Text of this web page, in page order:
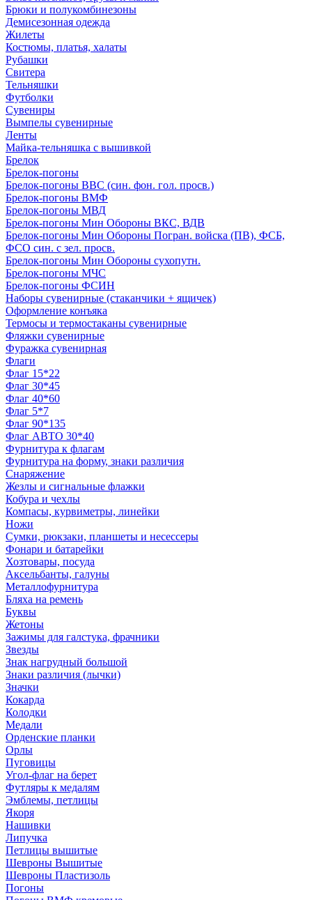
Брюки и полукомбинезоны
Демисезонная одежда
Жилеты
Костюмы, платья, халаты
Рубашки
Свитера
Тельняшки
Футболки
Сувениры
Вымпелы сувенирные
Ленты
Майка-тельняшка с вышивкой
Брелок
Брелок-погоны
Брелок-погоны ВВС (син. фон. гол. просв.)
Брелок-погоны ВМФ
Брелок-погоны МВД
Брелок-погоны Мин Обороны ВКС, ВДВ
Брелок-погоны Мин Обороны Погран. войска (ПВ), ФСБ,
ФСО син. с зел. просв.
Брелок-погоны Мин Обороны сухопутн.
Брелок-погоны МЧС
Брелок-погоны ФСИН
Наборы сувенирные (стаканчики + ящичек)
Оформление конъяка
Термосы и термостаканы сувенирные
Фляжки сувенирные
Фуражка сувенирная
Флаги
Флаг 15*22
Флаг 30*45
Флаг 40*60
Флаг 5*7
Флаг 90*135
Флаг АВТО 30*40
Фурнитура к флагам
Фурнитура на форму, знаки различия
Снаряжение
Жезлы и сигнальные флажки
Кобура и чехлы
Компасы, курвиметры, линейки
Ножи
Сумки, рюкзаки, планшеты и несессеры
Фонари и батарейки
Хозтовары, посуда
Аксельбанты, галуны
Металлофурнитура
Бляха на ремень
Буквы
Жетоны
Зажимы для галстука, фрачники
Звезды
Знак нагрудный большой
Знаки различия (лычки)
Значки
Кокарда
Колодки
Медали
Орденские планки
Орлы
Пуговицы
Угол-флаг на берет
Футляры к медалям
Эмблемы, петлицы
Якоря
Нашивки
Липучка
Петлицы вышитые
Шевроны Вышитые
Шевроны Пластизоль
Погоны